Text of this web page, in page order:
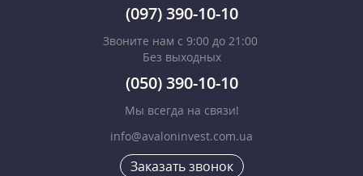
(097) 390-10-10
Звоните нам с 9:00 до 21:00
Без выходных
(050) 390-10-10
Мы всегда на связи!
info@avaloninvest.com.ua
Заказать звонок